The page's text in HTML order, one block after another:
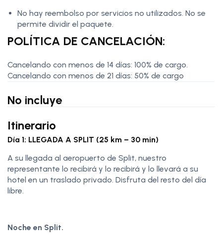
No hay reembolso por servicios no utilizados. No se
permite dividir el paquete.
POLÍTICA DE CANCELACIÓN:
Cancelando con menos de 14 días: 100% de cargo.
Cancelando con menos de 21 días: 50% de cargo
No incluye
Itinerario
Día 1: LLEGADA A SPLIT (25 km – 30 min)
A su llegada al aeropuerto de Split, nuestro
representante lo recibirá y lo recibirá y lo llevará a su
hotel en un traslado privado. Disfruta del resto del día
libre.
Noche en Split.